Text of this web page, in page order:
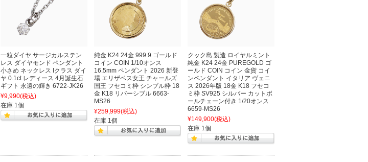
一粒ダイヤ サージカルステン
レス ダイヤモンド ペンダント
小さめ ネックレス Iクラス ダイ
ヤ 0.1ct レディース 4月誕生石
ギフト 永遠の輝き 6722-JK26
¥9,990(税込)
在庫 1個
純金 K24 24金 999.9 ゴールド
コイン COIN 1/10オンス
16.5mm ペンダント 2026 新登
場 エリザベス女王 チャールズ
国王 フセコミ枠 シンプル枠 18
金 K18 リバーシブル 6663-
MS26
¥259,999(税込)
在庫 1個
クック島 製造 ロイヤルミント
純金 K24 24金 PUREGOLD ゴ
ールド COIN コイン 金貨 コイ
ンペンダント イタリア ヴェニ
ス 2026年版 18金 K18 フセコ
ミ枠 SV925 シルバー カットボ
ールチェーン付き 1/20オンス
6659-MS26
¥149,900(税込)
在庫 1個